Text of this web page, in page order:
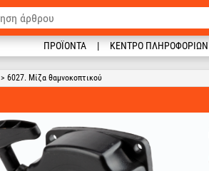
ΠΡΟΪΌΝΤΑ ΚΈΝΤΡΟ ΠΛΗΡΟΦΟΡΙΏΝ
> 6027. Μίζα θαμνοκοπτικού